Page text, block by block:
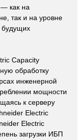
как на
так и на уровне
будущих
Capacity
обработку
инженерной
мощности
к серверу
Electric
Electric
загрузки ИБП